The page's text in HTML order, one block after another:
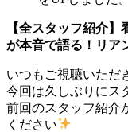
【全スタッフ紹介
が本音で語る！リア
いつもご視聴いただ
今回は久しぶりにス
前回のスタッフ紹介
ください